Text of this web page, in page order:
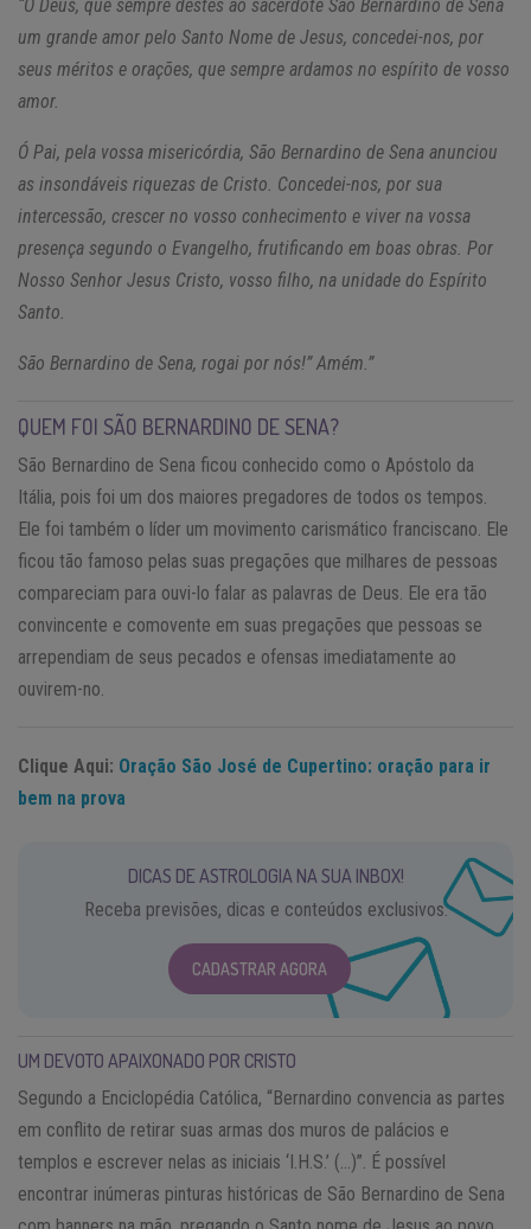
“Ó Deus, que sempre destes ao sacerdote São Bernardino de Sena
um grande amor pelo Santo Nome de Jesus, concedei-nos, por
seus méritos e orações, que sempre ardamos no espírito de vosso
amor.
Ó Pai, pela vossa misericórdia, São Bernardino de Sena anunciou
as insondáveis riquezas de Cristo. Concedei-nos, por sua
intercessão, crescer no vosso conhecimento e viver na vossa
presença segundo o Evangelho, frutificando em boas obras. Por
Nosso Senhor Jesus Cristo, vosso filho, na unidade do Espírito
Santo.
São Bernardino de Sena, rogai por nós!” Amém.”
QUEM FOI SÃO BERNARDINO DE SENA?
São Bernardino de Sena ficou conhecido como o Apóstolo da
Itália, pois foi um dos maiores pregadores de todos os tempos.
Ele foi também o líder um movimento carismático franciscano. Ele
ficou tão famoso pelas suas pregações que milhares de pessoas
compareciam para ouvi-lo falar as palavras de Deus. Ele era tão
convincente e comovente em suas pregações que pessoas se
arrependiam de seus pecados e ofensas imediatamente ao
ouvirem-no.
Clique Aqui: Oração São José de Cupertino: oração para ir
bem na prova
DICAS DE ASTROLOGIA NA SUA INBOX!
Receba previsões, dicas e conteúdos exclusivos.
CADASTRAR AGORA
UM DEVOTO APAIXONADO POR CRISTO
Segundo a Enciclopédia Católica, “Bernardino convencia as partes
em conflito de retirar suas armas dos muros de palácios e
templos e escrever nelas as iniciais ‘I.H.S.’ (…)”. É possível
encontrar inúmeras pinturas históricas de São Bernardino de Sena